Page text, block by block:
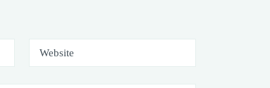
Website